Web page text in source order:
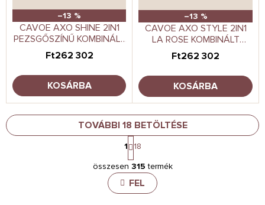
–13 %
CAVOE AXO SHINE 2IN1
PEZSGŐSZÍNŰ KOMBINÁLT
BABAKOCSI
Ft262 302
KOSÁRBA
–13 %
CAVOE AXO STYLE 2IN1
LA ROSE KOMBINÁLT
BABAKOCSI
Ft262 302
KOSÁRBA
L
i
s
t
TOVÁBBI 18 BETÖLTÉSE
L
a
p
o
z
á
1
18
összesen 315 termék
FEL